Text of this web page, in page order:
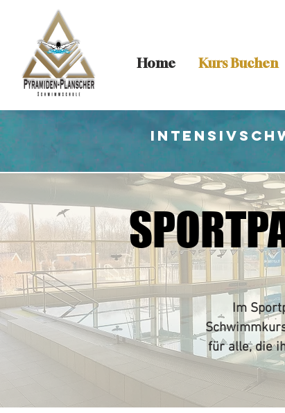
Home Kurs Buchen
Im
für alle, die